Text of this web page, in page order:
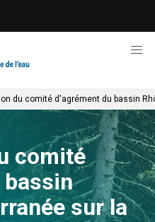
du comité d'agrément du bassin
comité
bassin
sur la